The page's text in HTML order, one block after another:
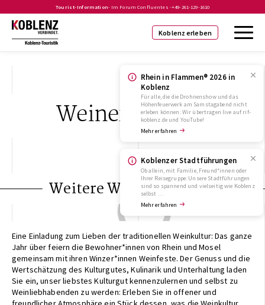
Tourist-Information- Im Forum Confluentes -+49-261-129-1610
Koblenz erleben
Rhein in Flammen® 2026 in
Koblenz
Für alle, die die Drohnenshow und das
Höhenfeuerwerk am Samstagabend nicht
erleben können: Wir übertragen live auf rif-
koblenz.de und YouTube!
Mehr erfahren
Koblenzer Stadtführungen
Ob allein, mit Familie, Freund*innen oder
Ihrer Reisegruppe: Unsere Stadtführungen
sind so spannend und vielseitig wie Koblenz
selbst …
Mehr erfahren
Weinerlebnisse
Weitere Weinerlebnisse
Eine Einladung zum Lieben der traditionellen Weinkultur: Das ganze
Jahr über feiern die Bewohner*innen von Rhein und Mosel
gemeinsam mit ihren Winzer*innen Weinfeste. Der Genuss und die
Wertschätzung des Kulturgutes, Kulinarik und Unterhaltung laden
Sie ein, unser liebstes Kulturgut kennenzulernen und selbst zu
Weinliebhabenden zu werden: Erleben Sie in offener und